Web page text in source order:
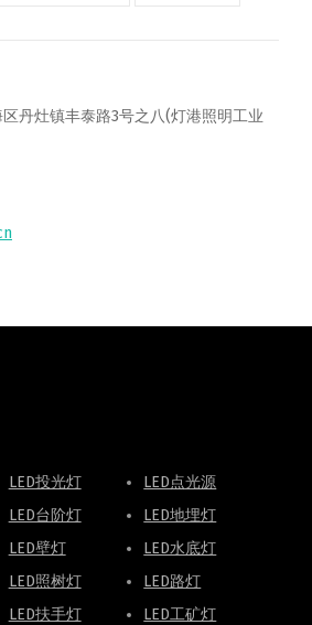
丹灶镇丰泰路3号之八(灯港照明工业
LED投光灯
LED点光源
LED台阶灯
LED地埋灯
LED壁灯
LED水底灯
LED照树灯
LED路灯
LED扶手灯
LED工矿灯